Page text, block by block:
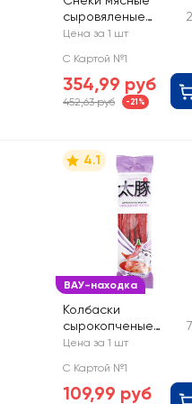
сыровяленые
DALLA NATURA
говядины
Цена за 1 шт
С Картой №1
354,99 руб
452,63 руб -21%
ВАУ-находка
4.1
Колбаски
сырокопченые
ДЫМОВ со вкусом
Цена за 1 шт
С Картой №1
109,99 руб